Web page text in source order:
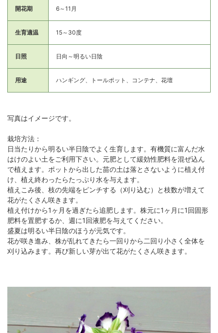
開花期 6～11月
生育適温 15～30度
日照 日向～明るい日陰
用途 ハンギング、トールポット、コンテナ、花壇
写真はイメージです。
栽培方法：
日当たりから明るい半日陰でよく生育します。有機質に富んだ水
はけのよい土をご利用下さい。元肥として緩効性肥料を混ぜ込ん
で植えます。ポットから出した苗の土は落とさないように植え付
け、植え終わったらたっぷり水を与えます。
植えこみ後、枝の先端をピンチする（刈り込む）と枝数が増えて
花がたくさん咲きます。
植え付けから1ヶ月を過ぎたら追肥します。株元に1ヶ月に1回固形
肥料を置肥するか、週に1回液肥を与えてください。
盛夏は明るい半日陰のほうが元気です。
花が咲き進み、株が乱れてきたら一回りから二回り小さく全体を
刈り込みます。再び新しい芽が出て花がたくさん咲きます。